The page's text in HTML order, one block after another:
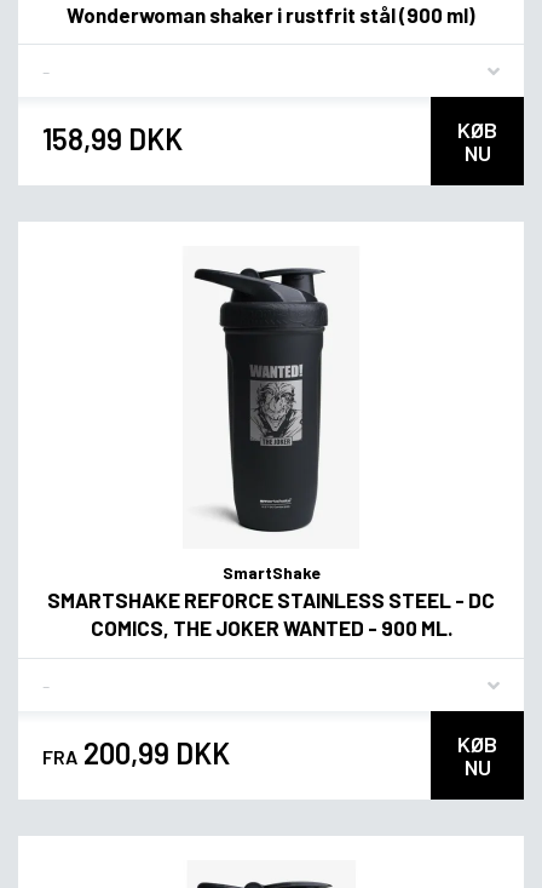
Wonderwoman shaker i rustfrit stål (900 ml)
158,99 DKK
KØB
NU
SmartShake
SMARTSHAKE REFORCE STAINLESS STEEL - DC
COMICS, THE JOKER WANTED - 900 ML.
FRA 200,99 DKK
KØB
NU